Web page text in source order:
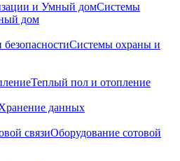
Системы
дом
Системы охраны и
Теплый пол и отопление
данных
Оборудование сотовой